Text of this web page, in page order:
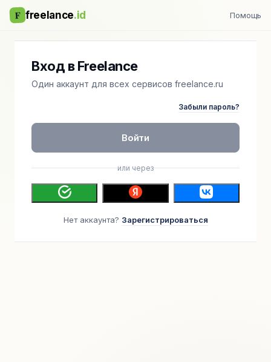
F freelance.id Помощь
Вход в Freelance
Один аккаунт для всех сервисов freelance.ru
Забыли пароль?
Войти
или через
Нет аккаунта? Зарегистрироваться